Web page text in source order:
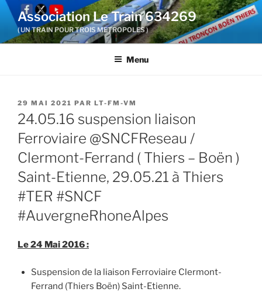
Aller
contenu
Association Le Train 634269
( UN TRAIN POUR TROIS METROPOLES )
Menu
PUBLIÉ
LE
29 MAI 2021 PAR LT-FM-VM
24.05.16 suspension liaison
Ferroviaire @SNCFReseau /
Clermont-Ferrand ( Thiers – Boën )
Saint-Etienne, 29.05.21 à Thiers
#TER #SNCF
#AuvergneRhoneAlpes
Le 24 Mai 2016 :
Suspension de la liaison Ferroviaire Clermont-
Ferrand (Thiers Boën) Saint-Etienne.